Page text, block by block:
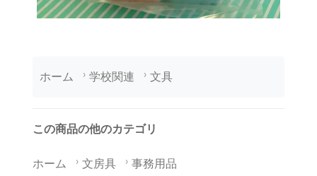
ホーム 学校関連 文具
この商品の他のカテゴリ
ホーム 文房具 事務用品